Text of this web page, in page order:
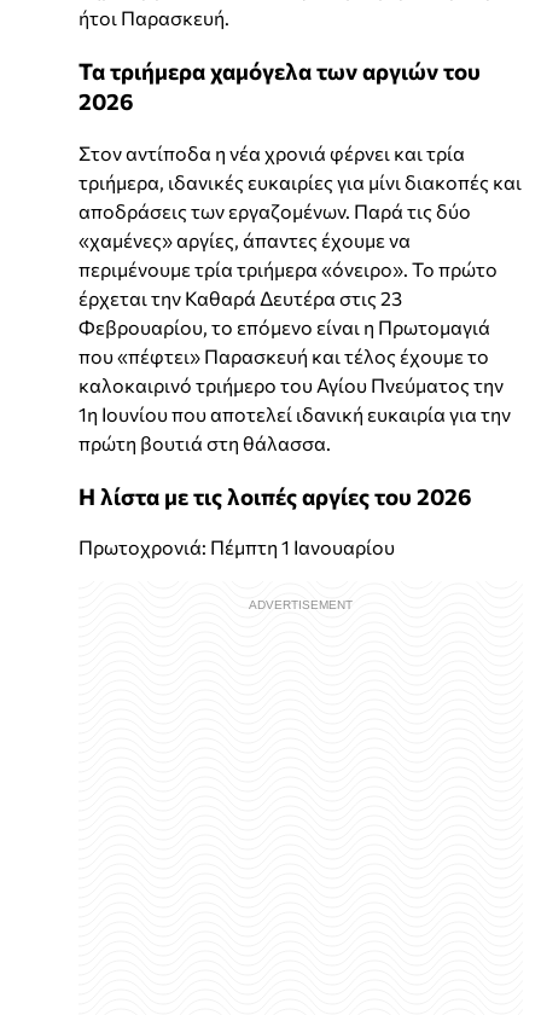
ήτοι Παρασκευή.
Τα τριήμερα χαμόγελα των αργιών του
2026
Στον αντίποδα η νέα χρονιά φέρνει και τρία
τριήμερα, ιδανικές ευκαιρίες για μίνι διακοπές και
αποδράσεις των εργαζομένων. Παρά τις δύο
«χαμένες» αργίες, άπαντες έχουμε να
περιμένουμε τρία τριήμερα «όνειρο». Το πρώτο
έρχεται την Καθαρά Δευτέρα στις 23
Φεβρουαρίου, το επόμενο είναι η Πρωτομαγιά
που «πέφτει» Παρασκευή και τέλος έχουμε το
καλοκαιρινό τριήμερο του Αγίου Πνεύματος την
1η Ιουνίου που αποτελεί ιδανική ευκαιρία για την
πρώτη βουτιά στη θάλασσα.
Η λίστα με τις λοιπές αργίες του 2026
Πρωτοχρονιά: Πέμπτη 1 Ιανουαρίου